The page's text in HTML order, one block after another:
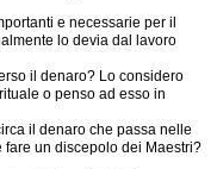
e necessarie per il
lo devia dal lavoro
il denaro? Lo considero
o penso ad esso in
il denaro che passa nelle
un discepolo dei Maestri?